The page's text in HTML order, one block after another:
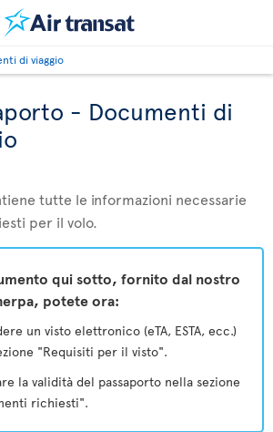
di viaggio
- Documenti di
tutte le informazioni necessarie
per il volo.
qui sotto, fornito dal nostro
potete ora:
un visto elettronico (eTA, ESTA, ecc.)
"Requisiti per il visto".
la validità del passaporto nella sezione
richiesti".